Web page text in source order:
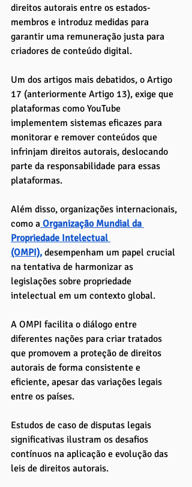
direitos autorais entre os estados-
membros e introduz medidas para
garantir uma remuneração justa para
criadores de conteúdo digital.
Um dos artigos mais debatidos, o Artigo
17 (anteriormente Artigo 13), exige que
plataformas como YouTube
implementem sistemas eficazes para
monitorar e remover conteúdos que
infrinjam direitos autorais, deslocando
parte da responsabilidade para essas
plataformas.
Além disso, organizações internacionais,
como a Organização Mundial da
Propriedade Intelectual
(OMPI), desempenham um papel crucial
na tentativa de harmonizar as
legislações sobre propriedade
intelectual em um contexto global.
A OMPI facilita o diálogo entre
diferentes nações para criar tratados
que promovem a proteção de direitos
autorais de forma consistente e
eficiente, apesar das variações legais
entre os países.
Estudos de caso de disputas legais
significativas ilustram os desafios
contínuos na aplicação e evolução das
leis de direitos autorais.